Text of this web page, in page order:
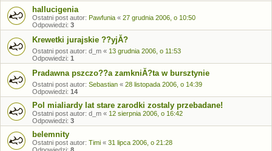
hallucigenia
Ostatni post autor: Pawfunia « 27 grudnia 2006, o 10:50
Odpowiedzi: 3
Krewetki jurajskie ??yjĂ?
Ostatni post autor: d_m « 13 grudnia 2006, o 11:53
Odpowiedzi: 1
Pradawna pszczo??a zamkniĂ?ta w bursztynie
Ostatni post autor: Sebastian « 28 listopada 2006, o 14:39
Odpowiedzi: 14
Pol mialiardy lat stare zarodki zostaly przebadane!
Ostatni post autor: d_m « 12 sierpnia 2006, o 16:42
Odpowiedzi: 3
belemnity
Ostatni post autor: Timi « 31 lipca 2006, o 21:28